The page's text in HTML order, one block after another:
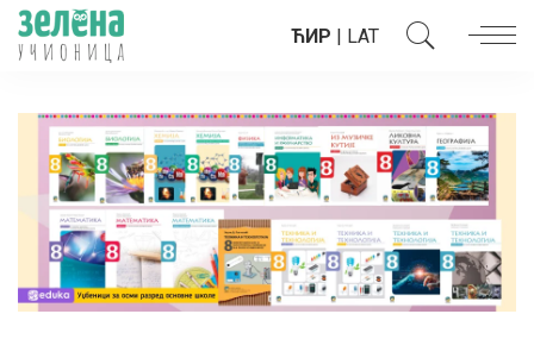
ЋИР | LAT